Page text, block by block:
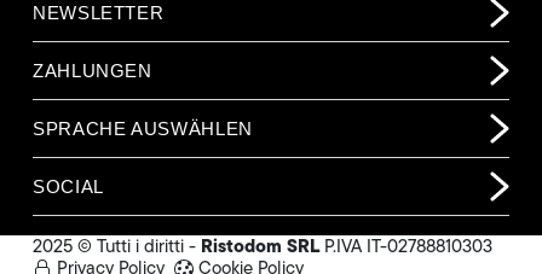
NEWSLETTER
ZAHLUNGEN
SPRACHE AUSWÄHLEN
SOCIAL
2025 © Tutti i diritti - Ristodom SRLP.IVA IT-02788810303
Privacy Policy
Cookie Policy